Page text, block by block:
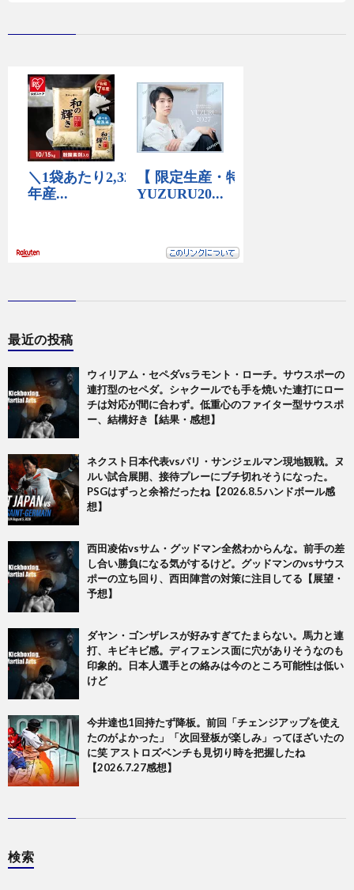
最近の投稿
ウィリアム・セペダvsラモント・ローチ。サウスポーの
連打型のセペダ。シャクールでも手を焼いた連打にロー
チは対応が間に合わず。低重心のファイター型サウスポ
ー、結構好き【結果・感想】
ネクスト日本代表vsパリ・サンジェルマン現地観戦。ヌ
ルい試合展開、接待プレーにブチ切れそうになった。
PSGはずっと余裕だったね【2026.8.5ハンドボール感
想】
西田凌佑vsサム・グッドマン全然わからんな。前手の差
し合い勝負になる気がするけど。グッドマンのvsサウス
ポーの立ち回り、西田陣営の対策に注目してる【展望・
予想】
ダヤン・ゴンザレスが好みすぎてたまらない。馬力と連
打、キビキビ感。ディフェンス面に穴がありそうなのも
印象的。日本人選手との絡みは今のところ可能性は低い
けど
今井達也1回持たず降板。前回「チェンジアップを使え
たのがよかった」「次回登板が楽しみ」ってほざいたの
に笑 アストロズベンチも見切り時を把握したね
【2026.7.27感想】
検索